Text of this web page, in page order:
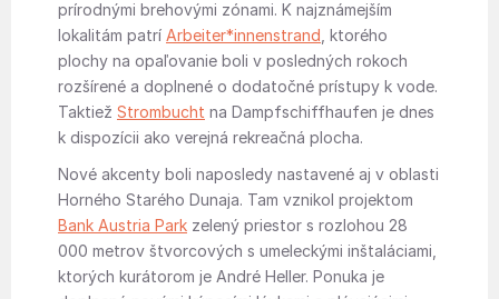
prírodnými brehovými zónami. K najznámejším
lokalitám patrí Arbeiter*innenstrand , ktorého
plochy na opaľovanie boli v posledných rokoch
rozšírené a doplnené o dodatočné prístupy k vode.
Taktiež Strombucht na Dampfschiffhaufen je dnes
k dispozícii ako verejná rekreačná plocha.
Nové akcenty boli naposledy nastavené aj v oblasti
Horného Starého Dunaja. Tam vznikol projektom
Bank Austria Park zelený priestor s rozlohou 28
000 metrov štvorcových s umeleckými inštaláciami,
ktorých kurátorom je André Heller. Ponuka je